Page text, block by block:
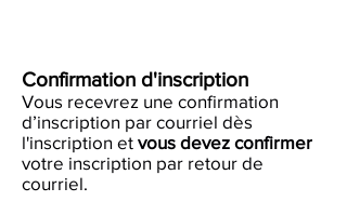
Confirmation d'inscription
Vous recevrez une confirmation
d’inscription par courriel dès
l'inscription et vous devez confirmer
votre inscription par retour de
courriel.